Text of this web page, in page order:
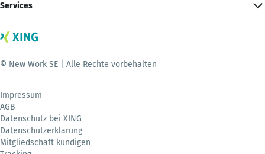
Services
© New Work SE | Alle Rechte vorbehalten
Impressum
AGB
Datenschutz bei XING
Datenschutzerklärung
Mitgliedschaft kündigen